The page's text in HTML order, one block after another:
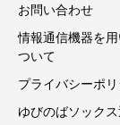
お問い合わせ
情報通信機器を
ついて
プライバシーポ
ゆびのばソックス